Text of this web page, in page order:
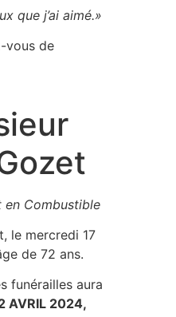
que j’ai aimé.»
vous de
en Combustible
le mercredi 17
de 72 ans.
funérailles aura
AVRIL 2024,